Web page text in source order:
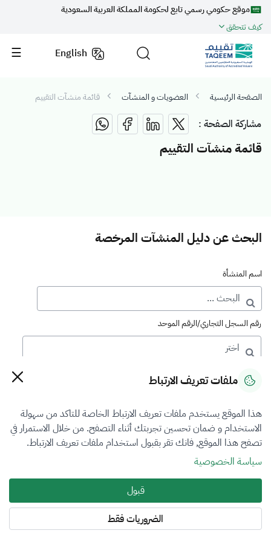
موقع حكومي رسمي تابع لحكومة المملكة العربية السعودية
كيف تتحقق
English
الصفحة الرئيسية العضويات و المنشآت قائمة منشآت التقييم
مشاركة الصفحة :
قائمة منشآت التقييم
البحث عن دليل المنشآت المرخصة
اسم المنشأة
رقم السجل التجاري/الرقم الموحد
رقم الترخيص
التصنيف
VFR4
فرع التقييم
ملفات تعريف الارتباط
هذا الموقع يستخدم ملفات تعريف الارتباط الخاصة للتاكد من سهولة
الاستخدام و ضمان تحسين تجربتك أثناء التصفح. من خلال الاستمرار في
تصفح هذا الموقع, فانك تقر بقبول استخدام ملفات تعريف الارتباط.
سياسة الخصوصية
قبول
الضروريات فقط